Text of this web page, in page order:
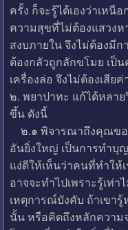
ครั้ง ก็จะรู้ได้เองว่าเหนื
ความสุขที่ไม่ต้องแสวงห
สงบภายใน จึงไม่ต้องมี
ต้องกลัวถูกลักขโมย เป็
เครื่องล่อ จึงไม่ต้องเสีย
๒. พยาปาทะ แก้ได้หลา
ขึ้น ดังนี้
๒.๑ พิจารณาถึงคุณขอ
อันยิ่งใหญ่ เป็นการทำบุ
แง่ดีให้เห็นว่าคนที่ทำให้
อาจจะทำไปเพราะรู้เท่
เหตุการณ์บังคับ ถ้าเขารู้
นั้น หรือคิดถึงหลักความ